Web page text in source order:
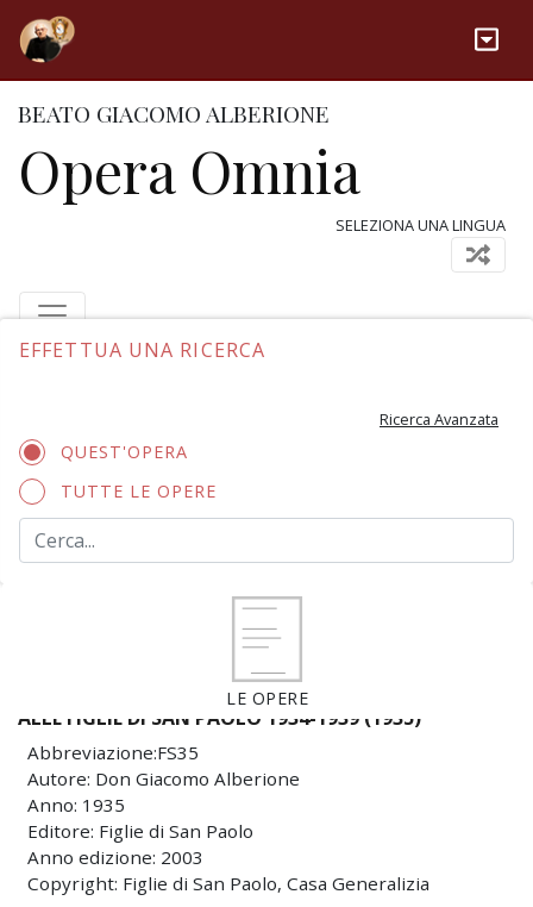
BEATO GIACOMO ALBERIONE
Opera Omnia
SELEZIONA UNA LINGUA
EFFETTUA UNA RICERCA
Ricerca Avanzata
QUEST'OPERA
TUTTE LE OPERE
LE OPERE
ALLE FIGLIE DI SAN PAOLO 1934-1939 (1935)
Abbreviazione:FS35
Autore: Don Giacomo Alberione
Anno: 1935
Editore: Figlie di San Paolo
Anno edizione: 2003
Copyright: Figlie di San Paolo, Casa Generalizia